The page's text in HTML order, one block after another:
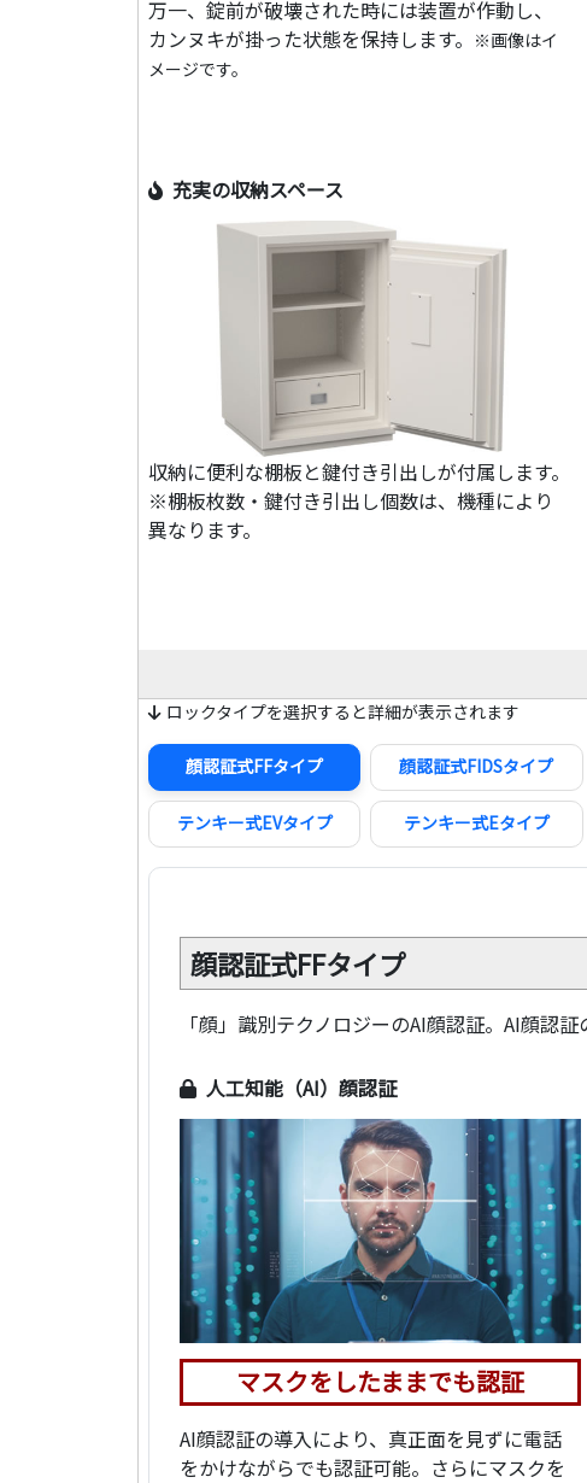
万一、錠前が破壊された時には装置が作動し、
カンヌキが掛った状態を保持します。 ※画像はイ
メージです。
充実の収納スペース
収納に便利な棚板と鍵付き引出しが付属します。
※棚板枚数・鍵付き引出し個数は、機種により
異なります。
ロックタイプを選択すると詳細が表示されます
顔認証式FFタイプ 顔認証式FIDSタイプ
テンキー式EVタイプ テンキー式Eタイプ
顔認証式FFタイプ
「顔」識別テクノロジーのAI顔認証。AI顔認
人工知能（AI）顔認証
マスクをしたままでも認証
AI顔認証の導入により、真正面を見ずに電話
をかけながらでも認証可能。さらにマスクを